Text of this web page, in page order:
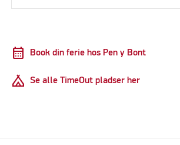
calendar_month Book din ferie hos Pen y Bont
Camping Se alle TimeOut pladser her